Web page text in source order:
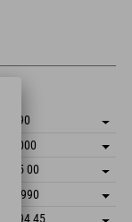
790
speichern
9000
speichern
15 00
speichern
35 990
speichern
794 45